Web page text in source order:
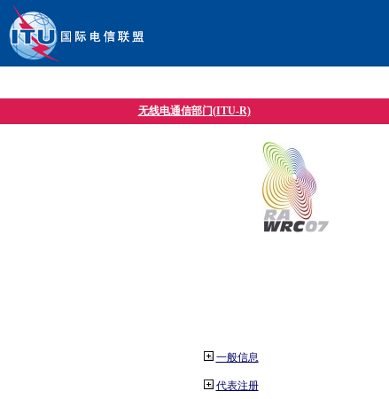
无线电通信部门(ITU-R)
一般信息
代表注册